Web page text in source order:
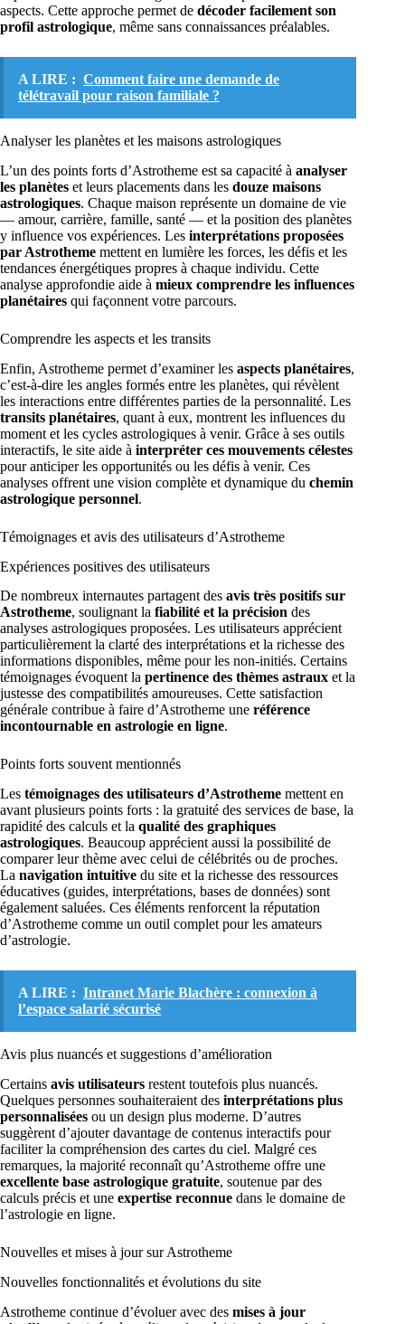
aspects. Cette approche permet de décoder facilement son
profil astrologique, même sans connaissances préalables.
A LIRE : Comment faire une demande de
télétravail pour raison familiale ?
Analyser les planètes et les maisons astrologiques
L’un des points forts d’Astrotheme est sa capacité à analyser
les planètes et leurs placements dans les douze maisons
astrologiques. Chaque maison représente un domaine de vie
— amour, carrière, famille, santé — et la position des planètes
y influence vos expériences. Les interprétations proposées
par Astrotheme mettent en lumière les forces, les défis et les
tendances énergétiques propres à chaque individu. Cette
analyse approfondie aide à mieux comprendre les influences
planétaires qui façonnent votre parcours.
Comprendre les aspects et les transits
Enfin, Astrotheme permet d’examiner les aspects planétaires,
c’est-à-dire les angles formés entre les planètes, qui révèlent
les interactions entre différentes parties de la personnalité. Les
transits planétaires, quant à eux, montrent les influences du
moment et les cycles astrologiques à venir. Grâce à ses outils
interactifs, le site aide à interpréter ces mouvements célestes
pour anticiper les opportunités ou les défis à venir. Ces
analyses offrent une vision complète et dynamique du chemin
astrologique personnel.
Témoignages et avis des utilisateurs d’Astrotheme
Expériences positives des utilisateurs
De nombreux internautes partagent des avis très positifs sur
Astrotheme, soulignant la fiabilité et la précision des
analyses astrologiques proposées. Les utilisateurs apprécient
particulièrement la clarté des interprétations et la richesse des
informations disponibles, même pour les non-initiés. Certains
témoignages évoquent la pertinence des thèmes astraux et la
justesse des compatibilités amoureuses. Cette satisfaction
générale contribue à faire d’Astrotheme une référence
incontournable en astrologie en ligne.
Points forts souvent mentionnés
Les témoignages des utilisateurs d’Astrotheme mettent en
avant plusieurs points forts : la gratuité des services de base, la
rapidité des calculs et la qualité des graphiques
astrologiques. Beaucoup apprécient aussi la possibilité de
comparer leur thème avec celui de célébrités ou de proches.
La navigation intuitive du site et la richesse des ressources
éducatives (guides, interprétations, bases de données) sont
également saluées. Ces éléments renforcent la réputation
d’Astrotheme comme un outil complet pour les amateurs
d’astrologie.
A LIRE : Intranet Marie Blachère : connexion à
l’espace salarié sécurisé
Avis plus nuancés et suggestions d’amélioration
Certains avis utilisateurs restent toutefois plus nuancés.
Quelques personnes souhaiteraient des interprétations plus
personnalisées ou un design plus moderne. D’autres
suggèrent d’ajouter davantage de contenus interactifs pour
faciliter la compréhension des cartes du ciel. Malgré ces
remarques, la majorité reconnaît qu’Astrotheme offre une
excellente base astrologique gratuite, soutenue par des
calculs précis et une expertise reconnue dans le domaine de
l’astrologie en ligne.
Nouvelles et mises à jour sur Astrotheme
Nouvelles fonctionnalités et évolutions du site
Astrotheme continue d’évoluer avec des mises à jour